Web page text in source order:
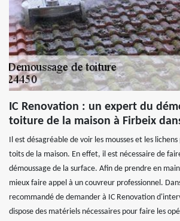
IC Renovation : un expert du
toiture de la maison à Firbeix
Il est désagréable de voir les mousses et les
toits de la maison. En effet, il est nécessaire de
démoussage de la surface. Afin de prendre en
mieux faire appel à un couvreur professionnel.
recommandé de demander à IC Renovation
dispose des matériels nécessaires pour faire les